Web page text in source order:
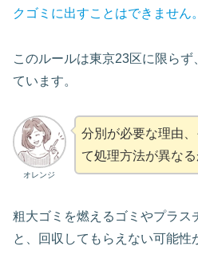
クゴミに出すことはできません。
このルールは東京23区に限ら
ています。
オレンジ
分別が必要な理由
て処理方法が異なる
粗大ゴミを燃えるゴミやプラス
と、回収してもらえない可能性